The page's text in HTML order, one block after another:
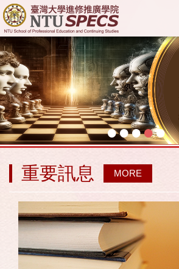
•••••
重要訊息 MORE